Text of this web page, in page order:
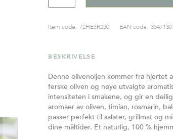
Item code: 72HE3R250 EAN code:
BESKRIVELSE
Denne olivenoljen kommer fra hjertet
ferske oliven og nøye utvalgte
intensiteten i smakene, og gir en
aromaer av oliven, timian, rosmarin,
passer perfekt til salater, grillmat og
dine måltider.​ Et naturlig, 100 %